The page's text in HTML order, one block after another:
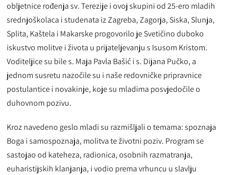
obljetnice rođenja sv. Terezije i ovoj skupini od 25-ero mladih
srednjoškolaca i studenata iz Zagreba, Zagorja, Siska, Slunja,
Splita, Kaštela i Makarske progovorilo je Svetičino duboko
iskustvo molitve i života u prijateljevanju s Isusom Kristom.
Voditeljice su bile s. Maja Pavla Bašić i s. Dijana Pučko, a
jednom susretu nazočile su i naše redovničke pripravnice
postulantice i novakinje, koje su mladima posvjedočile o
duhovnom pozivu.
Kroz navedeno geslo mladi su razmišljali o temama: spoznaja
Boga i samospoznaja, molitva te životni poziv. Program se
sastojao od kateheza, radionica, osobnih razmatranja,
euharistijskih klanjanja, i vodio prema vrhuncu u slavlju